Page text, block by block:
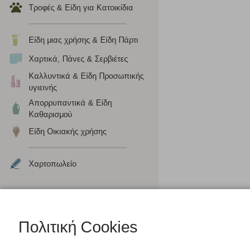
Τροφές & Είδη για Κατοικίδια
Είδη μιας χρήσης & Είδη Πάρτι
Χαρτικά, Πάνες & Σερβιέτες
Καλλυντικά & Είδη Προσωπικής
υγιεινής
Απορρυπαντικά & Είδη
Καθαρισμού
Είδη Οικιακής χρήσης
Χαρτοπωλείο
Πολιτική Cookies